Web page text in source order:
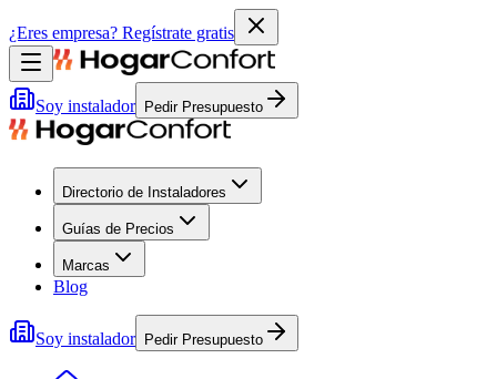
¿Eres empresa? Regístrate gratis
Soy instalador Pedir Presupuesto
Directorio de Instaladores
Guías de Precios
Marcas
Blog
Soy instalador Pedir Presupuesto